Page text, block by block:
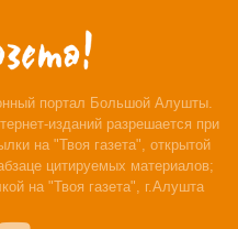
портал Большой Алушты.
изданий разрешается при
на "Твоя газета", открытой
цитируемых материалов;
на "Твоя газета", г.Алушта